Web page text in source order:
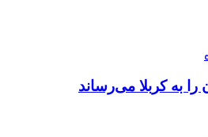
را به کربلا می‌رساند